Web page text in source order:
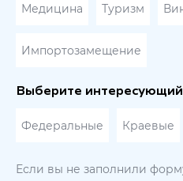
Медицина Туризм
Импортозамещение
Выберите
Федеральные Краевые
Если вы не заполнили